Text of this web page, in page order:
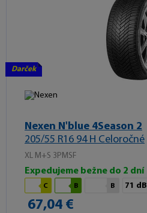
Darček
Nexen N'blue 4Season 2
205/55 R16 94 H Celoročné
XL M+S 3PMSF
Expedujeme bežne do 2 dní
C B B 71 dB
67,04 €